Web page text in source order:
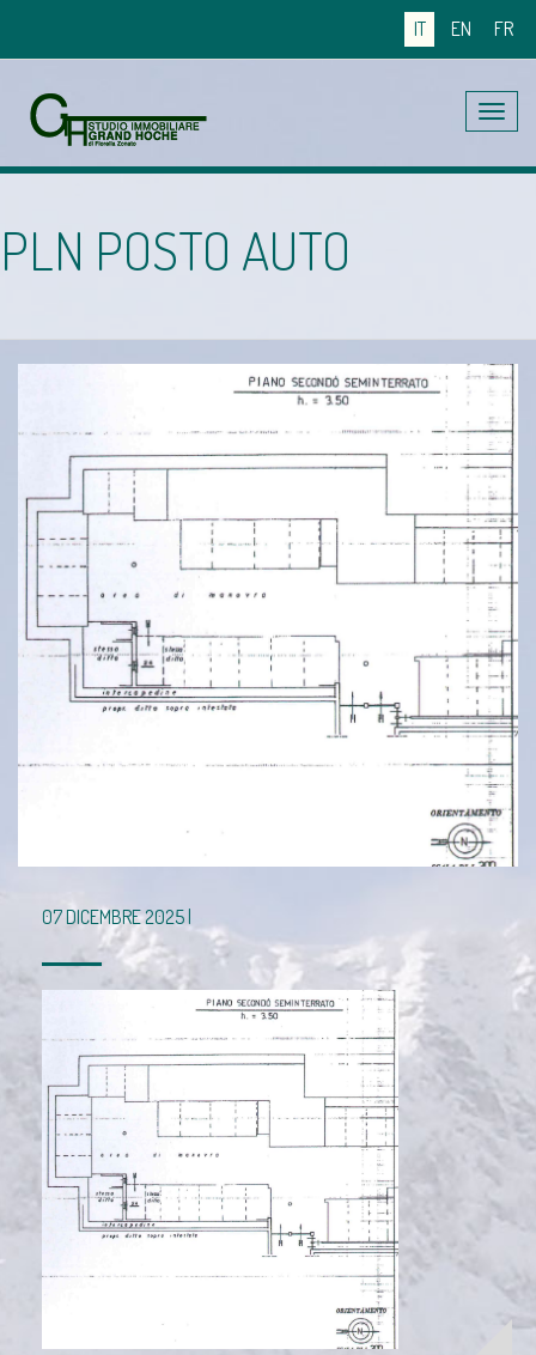
IT EN FR
Toggle
PLN POSTO AUTO
07 DICEMBRE 2025 |